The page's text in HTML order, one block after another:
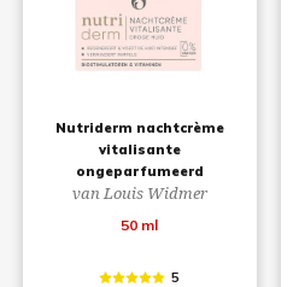
Nutriderm nachtcrème
vitalisante
ongeparfumeerd
van Louis Widmer
50 ml
5